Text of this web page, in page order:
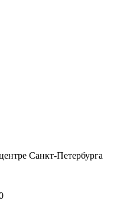
Санкт-Петербурга